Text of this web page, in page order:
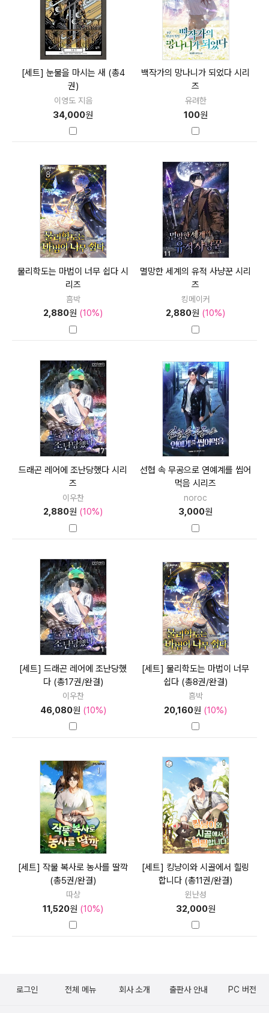
[세트] 눈물을 마시는 새 (총4
권)
이영도 지음
34,000원
백작가의 망나니가 되었다 시리
즈
유려한
100원
물리학도는 마법이 너무 쉽다 시
리즈
흠박
2,880원 (10%)
멸망한 세계의 유적 사냥꾼 시리
즈
킹메이커
2,880원 (10%)
드래곤 레어에 조난당했다 시리
즈
이우찬
2,880원 (10%)
선협 속 무공으로 연예계를 씹어
먹음 시리즈
noroc
3,000원
[세트] 드래곤 레어에 조난당했
다 (총17권/완결)
이우찬
46,080원 (10%)
[세트] 물리학도는 마법이 너무
쉽다 (총8권/완결)
흠박
20,160원 (10%)
[세트] 작물 복사로 농사를 딸깍
(총5권/완결)
따상
11,520원 (10%)
[세트] 킹냥이와 시골에서 힐링
합니다 (총11권/완결)
윈난성
32,000원
로그인 전체 메뉴 회사 소개 출판사 안내 PC 버전